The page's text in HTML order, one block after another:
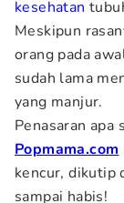
kesehatan
Meskipun
orang pada
sudah lama
yang manjur.
Penasaran apa
Popmama.com
kencur, dikutip
sampai habis!